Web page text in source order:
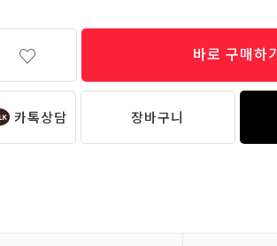
바로 구매하기
카톡상담 장바구니